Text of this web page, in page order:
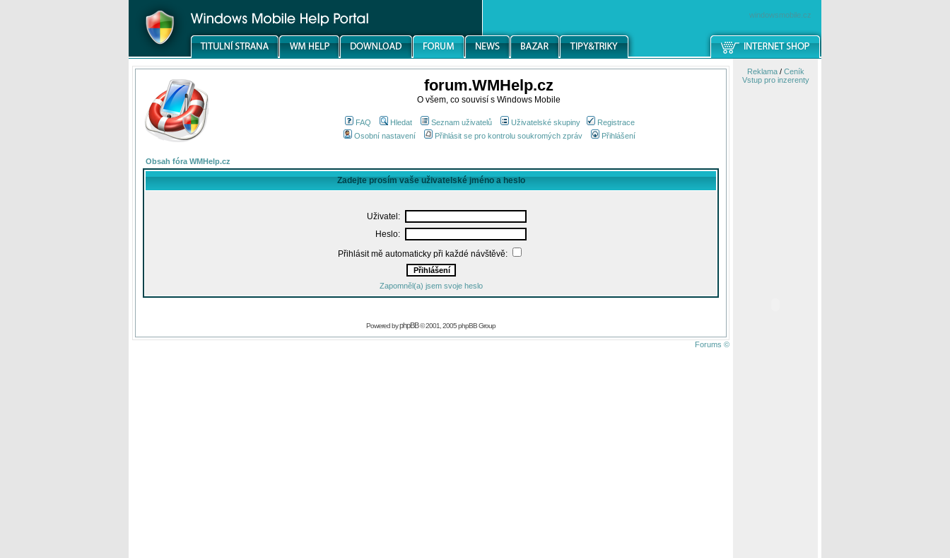
windowsmobile.cz
forum.WMHelp.cz
O všem, co souvisí s Windows Mobile
FAQ Hledat Seznam uživatelů Uživatelské skupiny
Registrace
Osobní nastavení
Přihlásit se pro kontrolu soukromých zpráv Přihlášení
Obsah fóra WMHelp.cz
Zadejte prosím vaše uživatelské jméno a heslo
Uživatel:
Heslo:
Přihlásit mě automaticky při každé návštěvě:
Zapomněl(a) jsem svoje heslo
Powered byphpBB© 2001, 2005 phpBB Group
Forums ©
Reklama/ Ceník
Vstup pro inzerenty